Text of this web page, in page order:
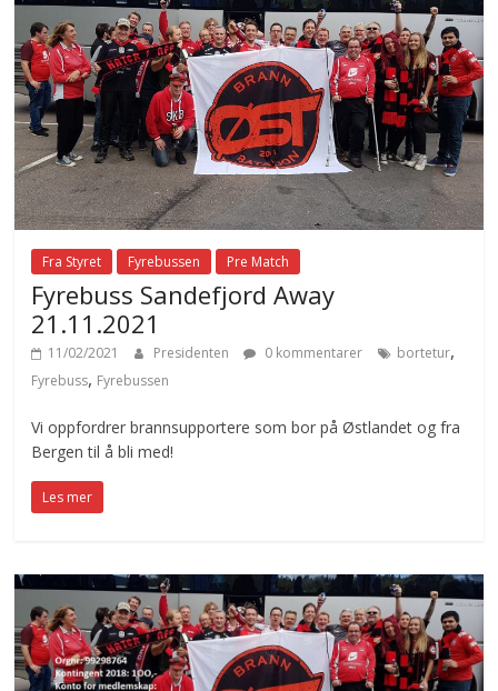
Fra Styret Fyrebussen Pre Match
Fyrebuss Sandefjord Away
21.11.2021
11/02/2021 Presidenten 0 kommentarer bortetur,
Fyrebuss, Fyrebussen
Vi oppfordrer brannsupportere som bor på Østlandet og fra
Bergen til å bli med!
Les mer